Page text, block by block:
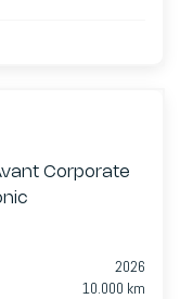
Corporate
2026
10.000 km